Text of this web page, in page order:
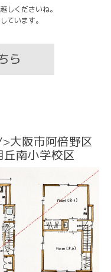
しくださいね。
ています。
ら
大阪市阿倍野区
南小学校区